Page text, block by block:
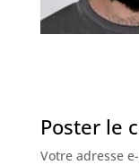
Poster le
Votre adresse